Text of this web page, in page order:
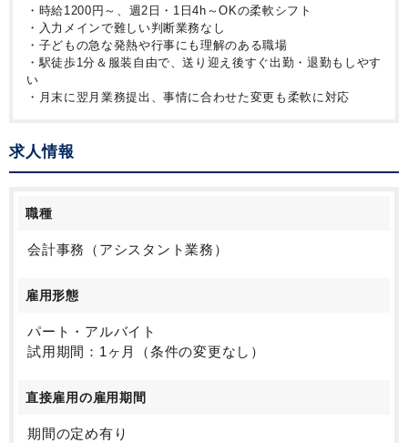
・時給1200円～、週2日・1日4h～OKの柔軟シフト
・入力メインで難しい判断業務なし
・子どもの急な発熱や行事にも理解のある職場
・駅徒歩1分＆服装自由で、送り迎え後すぐ出勤・退勤もしやす
い
・月末に翌月業務提出、事情に合わせた変更も柔軟に対応
求人情報
職種
会計事務（アシスタント業務）
雇用形態
パート・アルバイト
試用期間：1ヶ月（条件の変更なし）
直接雇用の雇用期間
期間の定め有り